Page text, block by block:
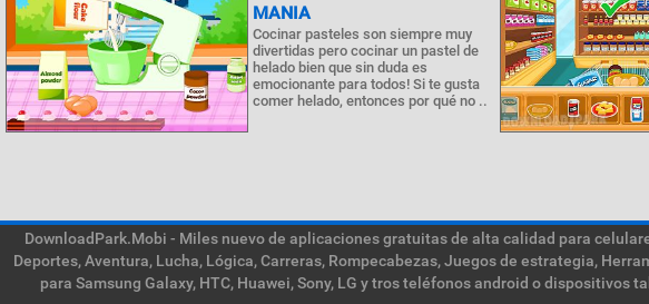
MANIA
Cocinar pasteles son siempre muy
divertidas pero cocinar un pastel de
helado bien que sin duda es
emocionante para todos! Si te gusta
comer helado, entonces por qué no ..
DownloadPark.Mobi - Miles nuevo de aplicaciones gratuitas de alta calidad para
Deportes, Aventura, Lucha, Lógica, Carreras, Rompecabezas, Juegos de estrategia,
para Samsung Galaxy, HTC, Huawei, Sony, LG y tros teléfonos android o